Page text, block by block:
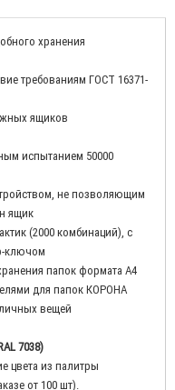
хранения
требованиям ГОСТ 16371-
ящиков
испытанием 50000
не позволяющим
ящик
(2000 комбинаций), с
ключом
папок формата А4
для папок КОРОНА
вещей
7038)
цвета из палитры
от 100 шт).